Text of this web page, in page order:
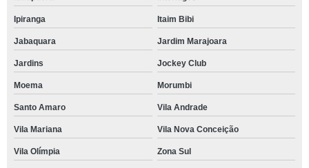
Ipiranga Itaim Bibi
Jabaquara Jardim Marajoara
Jardins Jockey Club
Moema Morumbi
Santo Amaro Vila Andrade
Vila Mariana Vila Nova Conceição
Vila Olímpia Zona Sul